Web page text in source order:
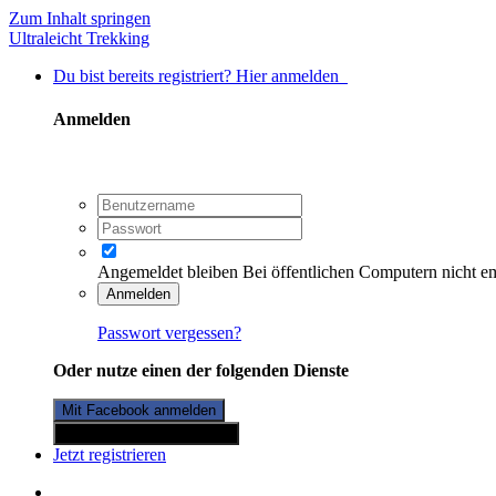
Zum Inhalt springen
Ultraleicht Trekking
Du bist bereits registriert? Hier anmelden
Anmelden
Angemeldet bleiben Bei öffentlichen Computern nicht
Anmelden
Passwort vergessen?
Oder nutze einen der folgenden Dienste
Mit Facebook anmelden
Jetzt registrieren